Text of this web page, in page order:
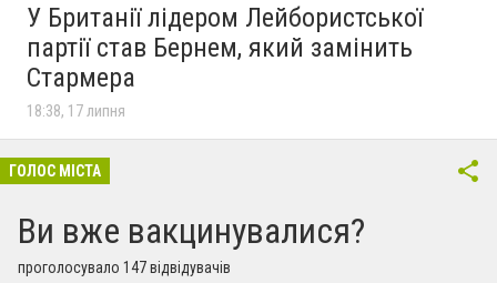
У Британії лідером Лейбористської
партії став Бернем, який замінить
Стармера
18:38, 17 липня
ГОЛОС МІСТА
Ви вже вакцинувалися?
проголосувало 147 відвідувачів